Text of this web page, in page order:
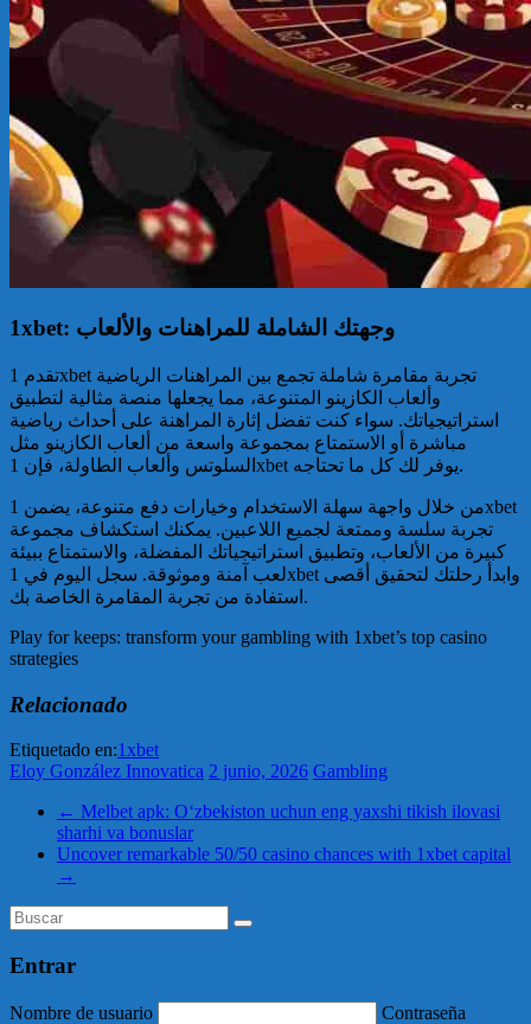
1xbet: وجهتك الشاملة للمراهنات والألعاب
تقدم 1xbet تجربة مقامرة شاملة تجمع بين المراهنات الرياضية
وألعاب الكازينو المتنوعة، مما يجعلها منصة مثالية لتطبيق
استراتيجياتك. سواء كنت تفضل إثارة المراهنة على أحداث رياضية
مباشرة أو الاستمتاع بمجموعة واسعة من ألعاب الكازينو مثل
السلوتس وألعاب الطاولة، فإن 1xbet يوفر لك كل ما تحتاجه.
من خلال واجهة سهلة الاستخدام وخيارات دفع متنوعة، يضمن 1xbet
تجربة سلسة وممتعة لجميع اللاعبين. يمكنك استكشاف مجموعة
كبيرة من الألعاب، وتطبيق استراتيجياتك المفضلة، والاستمتاع ببيئة
لعب آمنة وموثوقة. سجل اليوم في 1xbet وابدأ رحلتك لتحقيق أقصى
استفادة من تجربة المقامرة الخاصة بك.
Play for keeps: transform your gambling with 1xbet’s top casino
strategies
Relacionado
Etiquetado en:1xbet
Eloy González Innovatica 2 junio, 2026 Gambling
← Melbet apk: O‘zbekiston uchun eng yaxshi tikish ilovasi
sharhi va bonuslar
Uncover remarkable 50/50 casino chances with 1xbet capital
→
Entrar
Nombre de usuario Contraseña